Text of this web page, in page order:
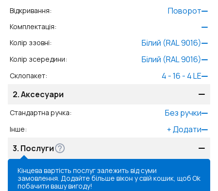
Відкривання: Поворот
Комплектація:
Колір ззовні: Білий (RAL 9016)
Колір зсередини: Білий (RAL 9016)
Склопакет:
4 - 16 - 4 LE
2.Аксесуари
Стандартна ручка: Без ручки
Інше: +Додати
3. Послуги
Кінцева вартість послуг залежить від суми
замовлення. Додайте більше вікон у свій кошик, щоб
побачити вашу вигоду!
Ok